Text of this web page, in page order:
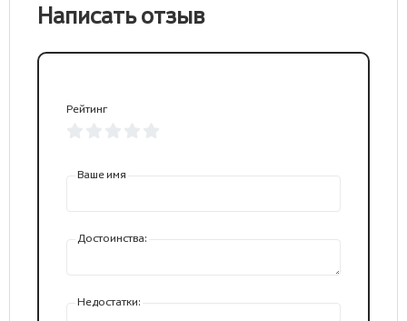
Написать отзыв
Рейтинг
Ваше имя
Достоинства:
Недостатки: